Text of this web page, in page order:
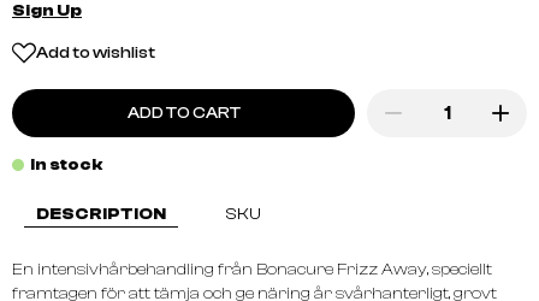
Sign Up
Add to wishlist
ADD TO CART
In stock
DESCRIPTION SKU
En intensivhårbehandling från Bonacure Frizz Away, speciellt
framtagen för att tämja och ge näring år svårhanterligt, grovt